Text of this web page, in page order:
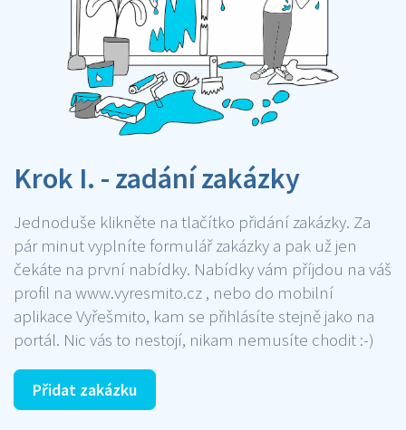
Krok I. - zadání zakázky
Jednoduše klikněte na tlačítko přidání zakázky. Za
pár minut vyplníte formulář zakázky a pak už jen
čekáte na první nabídky. Nabídky vám příjdou na váš
profil na www.vyresmito.cz , nebo do mobilní
aplikace Vyřešmito, kam se přihlásíte stejně jako na
portál. Nic vás to nestojí, nikam nemusíte chodit :-)
Přidat zakázku